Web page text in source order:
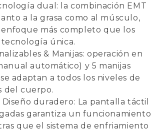
dual: la combinación EMT
a la grasa como al músculo,
más completo que los
tecnología única.
& Manijas: operación en
automático) y 5 manijas
adaptan a todos los niveles de
del cuerpo.
duradero: La pantalla táctil
garantiza un funcionamiento
que el sistema de enfriamiento